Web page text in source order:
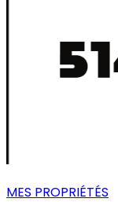
MES PROPRIÉTÉS